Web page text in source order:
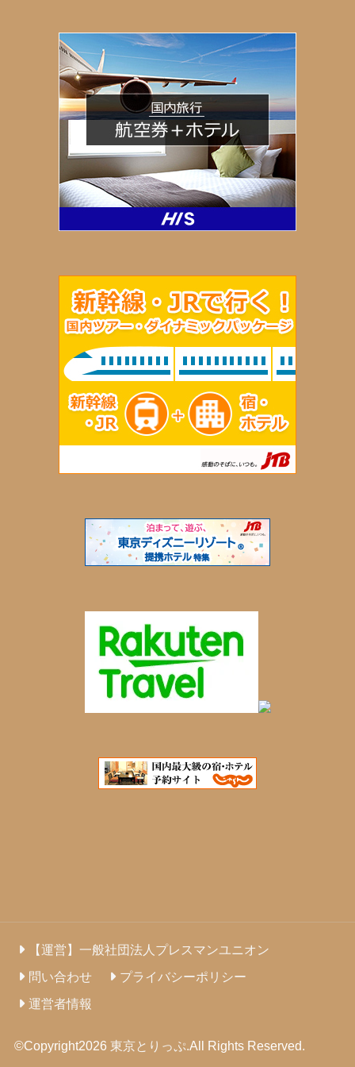
【運営】一般社団法人プレスマンユニオン
問い合わせ
プライバシーポリシー
運営者情報
©Copyright2026 東京とりっぷ.All Rights Reserved.